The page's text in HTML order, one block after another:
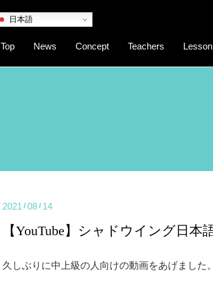
日本語
Top News Concept Teachers
2021 / 08 / 14
【YouTube】シャドウイング日
久しぶりに中上級の人向けの動画をあげました。